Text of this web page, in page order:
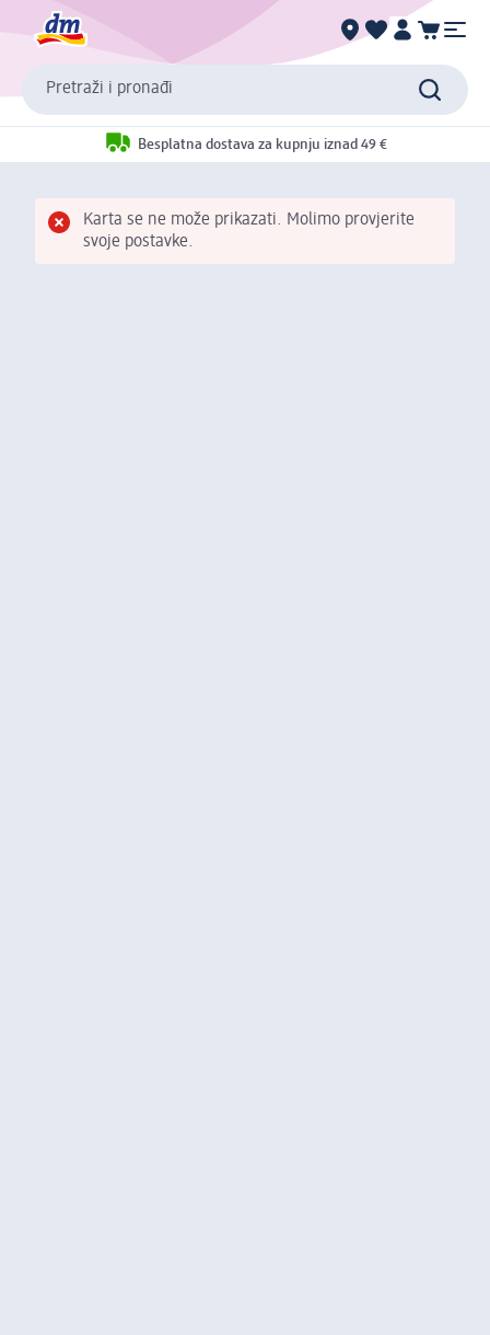
Pretraži i pronađi
Besplatna dostava za kupnju iznad 49 €
Karta se ne može prikazati. Molimo provjerite
svoje postavke.